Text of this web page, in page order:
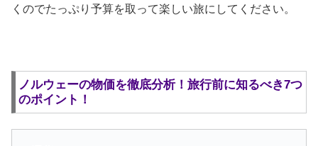
くのでたっぷり予算を取って楽しい旅にしてください。
ノルウェーの物価を徹底分析！旅行前に知るべき7つ
のポイント！